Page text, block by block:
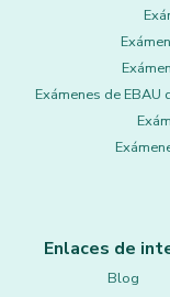
Exámenes de EBAU
Enlaces de
Blog